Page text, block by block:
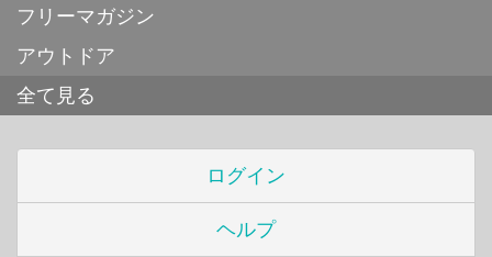
フリーマガジン
アウトドア
全て見る
ログイン
ヘルプ